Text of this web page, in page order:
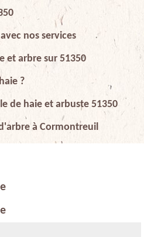
nos services
et arbre sur 51350
?
de haie et arbuste 51350
à Cormontreuil